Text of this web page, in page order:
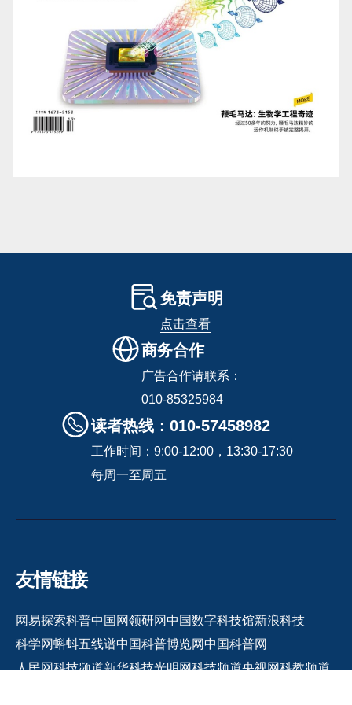
免责声明
点击查看
商务合作
广告合作请联系：
010-85325984
读者热线：010-57458982
工作时间：9:00-12:00，13:30-17:30
每周一至周五
友情链接
网易探索科普中国网领研网中国数字科技馆新浪科技
科学网蝌蚪五线谱中国科普博览网中国科普网
人民网科技频道新华科技光明网科技频道央视网科教频道